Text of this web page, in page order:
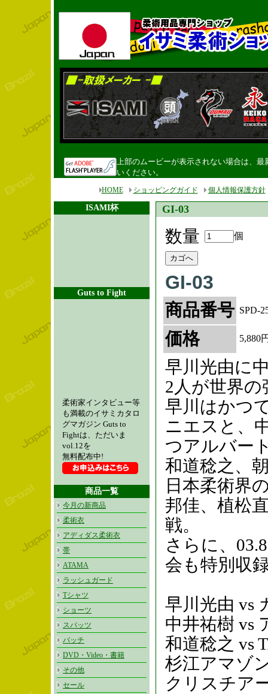
上部のムービーが表示されない場合は、最
いください。
HOME ショッピングガイド 個人情報保護方針
ISAMI杯
Guts to Fight
柔術家インタビュー等
も満載のイサミカタロ
グマガジン Guts to
Fightは、ただいま
vol.12を
無料配布中!
商品一覧
今月の新商品
柔術衣
アディダス柔術衣
帯
ATAMA
ラッシュガード
Tシャツ
ショーツ
スパッツ
パッチ
DVD・Video・書籍
その他
セール
GI-03
数量 個
GI-03
商品番号 SPD-
価格 5,880
早川光由に
2人が世界の
早川はかつ
ニエスと、
つアルバー
和道稔之、
日本柔術界
邦佳、植松
戦。
さらに、
会も特別収
早川光由 vs
中井祐樹 vs
和道稔之 vs
杉江アマゾ
クリスチア